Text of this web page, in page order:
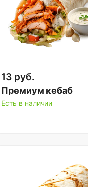
13 руб.
Премиум кебаб
Есть в наличии